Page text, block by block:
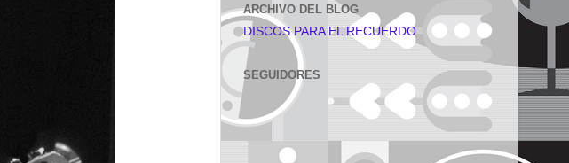
ARCHIVO DEL BLOG
DISCOS PARA EL RECUERDO
SEGUIDORES